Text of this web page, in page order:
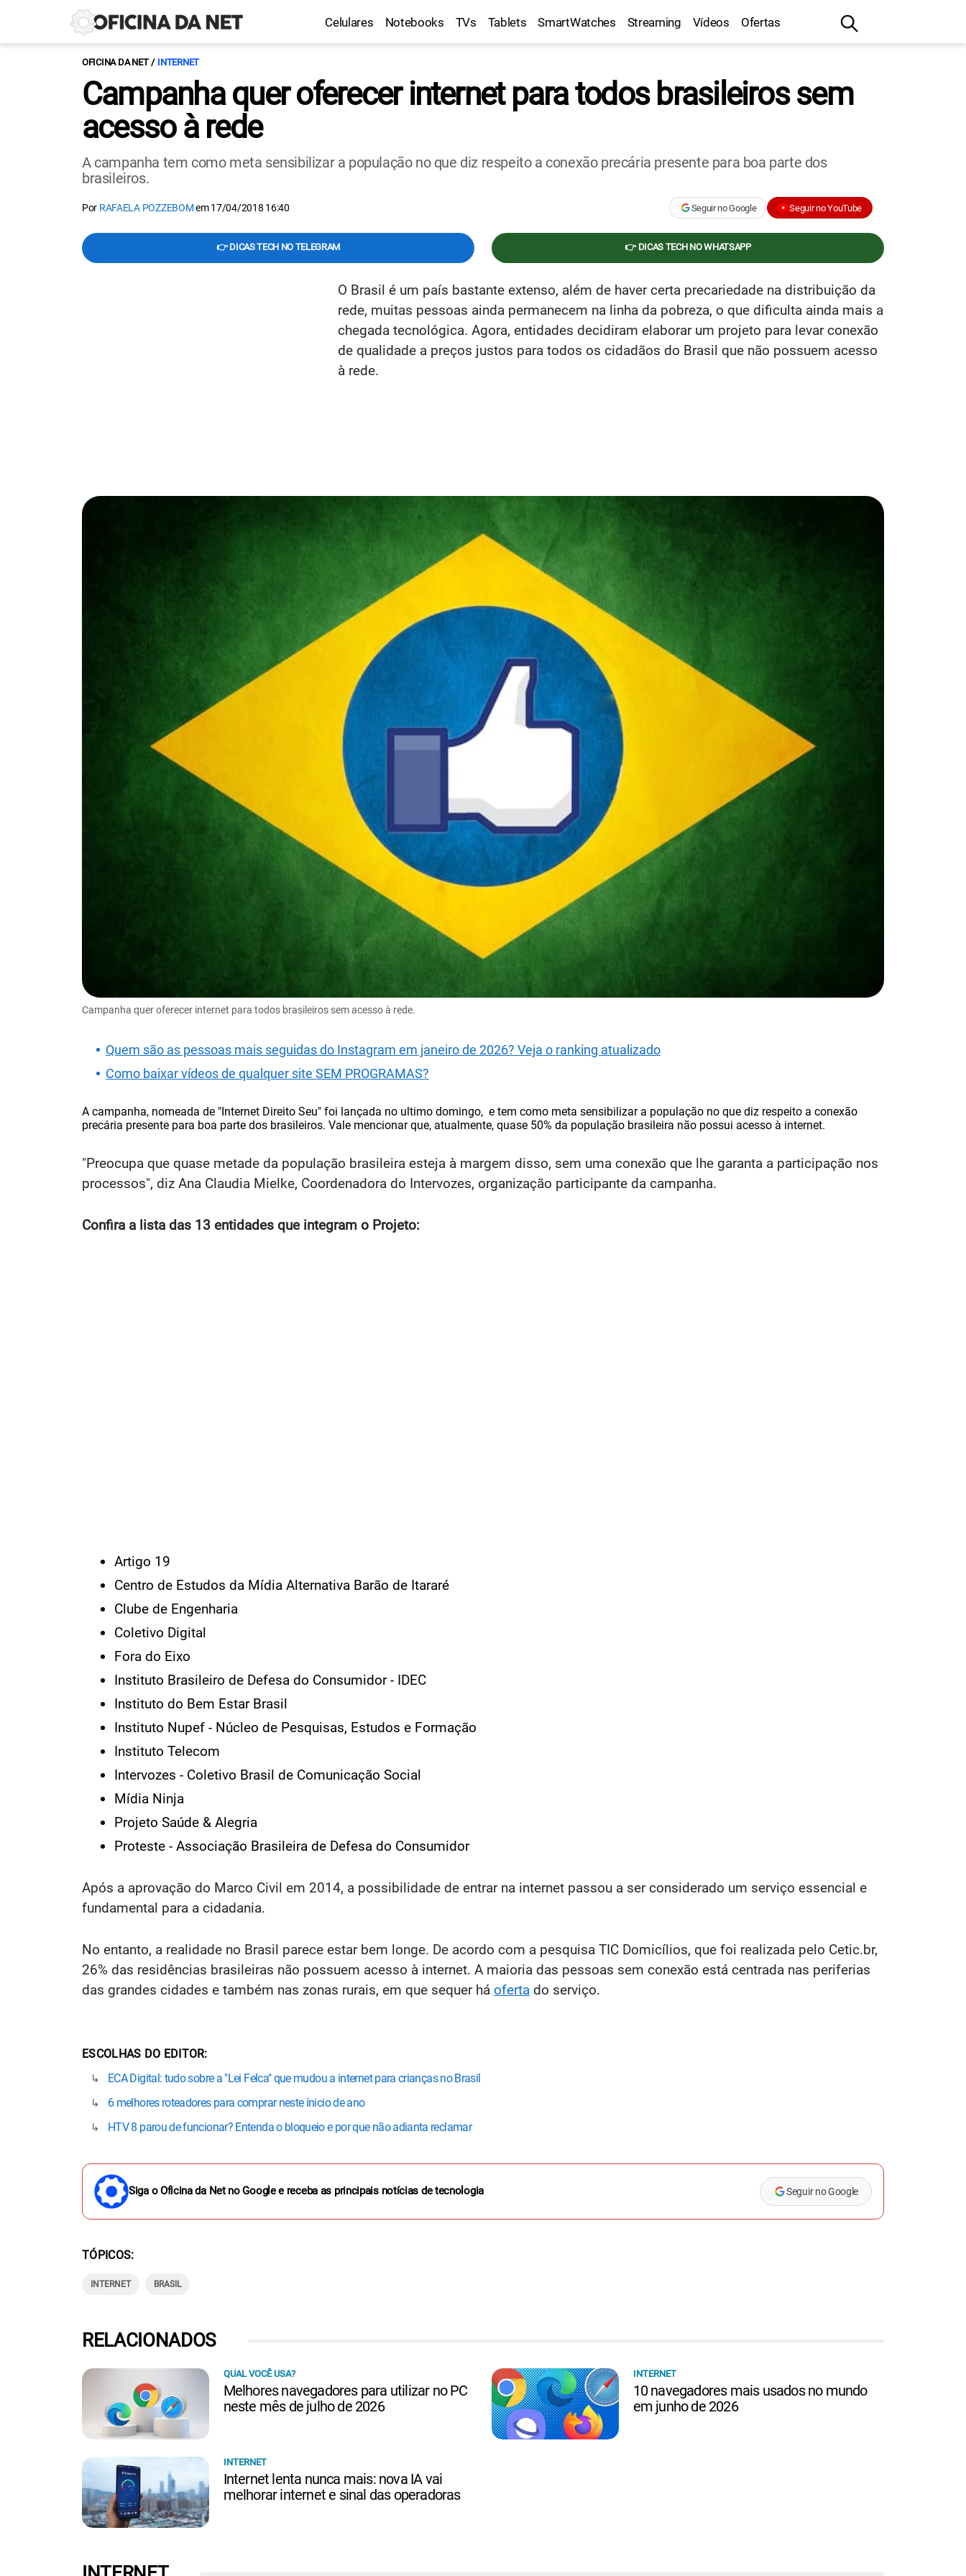
Celulares Notebooks TVs Tablets SmartWatches Streaming Vídeos Ofertas
OFICINA DA NET INTERNET
Campanha quer oferecer internet para todos brasileiros sem
acesso à rede
A campanha tem como meta sensibilizar a população no que diz respeito a conexão precária presente para boa parte dos
brasileiros.
Por RAFAELA POZZEBOMem17/04/2018 16:40 Seguir no Google Seguir no YouTube
👉 DICAS TECH NO TELEGRAM 👉 DICAS TECH NO WHATSAPP
O Brasil é um país bastante extenso, além de haver certa precariedade na distribuição da
rede, muitas pessoas ainda permanecem na linha da pobreza, o que dificulta ainda mais a
chegada tecnológica. Agora, entidades decidiram elaborar um projeto para levar conexão
de qualidade a preços justos para todos os cidadãos do Brasil que não possuem acesso
à rede.
Campanha quer oferecer internet para todos brasileiros sem acesso à rede.
Quem são as pessoas mais seguidas do Instagram em janeiro de 2026? Veja o ranking atualizado
Como baixar vídeos de qualquer site SEM PROGRAMAS?
A campanha, nomeada de "Internet Direito Seu" foi lançada no ultimo domingo, e tem como meta sensibilizar a população no que diz respeito a conexão
precária presente para boa parte dos brasileiros. Vale mencionar que, atualmente, quase 50% da população brasileira não possui acesso à internet.
"Preocupa que quase metade da população brasileira esteja à margem disso, sem uma conexão que lhe garanta a participação nos
processos", diz Ana Claudia Mielke, Coordenadora do Intervozes, organização participante da campanha.
Confira a lista das 13 entidades que integram o Projeto:
Artigo 19
Centro de Estudos da Mídia Alternativa Barão de Itararé
Clube de Engenharia
Coletivo Digital
Fora do Eixo
Instituto Brasileiro de Defesa do Consumidor - IDEC
Instituto do Bem Estar Brasil
Instituto Nupef - Núcleo de Pesquisas, Estudos e Formação
Instituto Telecom
Intervozes - Coletivo Brasil de Comunicação Social
Mídia Ninja
Projeto Saúde & Alegria
Proteste - Associação Brasileira de Defesa do Consumidor
Após a aprovação do Marco Civil em 2014, a possibilidade de entrar na internet passou a ser considerado um serviço essencial e
fundamental para a cidadania.
No entanto, a realidade no Brasil parece estar bem longe. De acordo com a pesquisa TIC Domicílios, que foi realizada pelo Cetic.br,
26% das residências brasileiras não possuem acesso à internet. A maioria das pessoas sem conexão está centrada nas periferias
das grandes cidades e também nas zonas rurais, em que sequer há oferta do serviço.
ESCOLHAS DO EDITOR
ECA Digital: tudo sobre a "Lei Felca" que mudou a internet para crianças no Brasil
6 melhores roteadores para comprar neste ínicio de ano
HTV 8 parou de funcionar? Entenda o bloqueio e por que não adianta reclamar
Siga o Oficina da Net no Google e receba as principais notícias de tecnologia Seguir no Google
TÓPICOS
INTERNET BRASIL
RELACIONADOS
QUAL VOCÊ USA?
Melhores navegadores para utilizar no PC
neste mês de julho de 2026
INTERNET
10 navegadores mais usados no mundo
em junho de 2026
INTERNET
Internet lenta nunca mais: nova IA vai
melhorar internet e sinal das operadoras